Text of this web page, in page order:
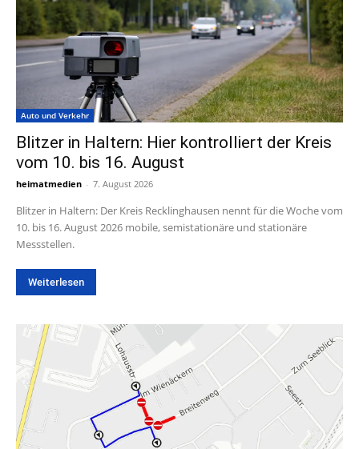
Auto und Verkehr
Blitzer in Haltern: Hier kontrolliert der Kreis
vom 10. bis 16. August
heimatmedien - 7. August 2026
Blitzer in Haltern: Der Kreis Recklinghausen nennt für die Woche vom
10. bis 16. August 2026 mobile, semistationäre und stationäre
Messstellen.
Weiterlesen